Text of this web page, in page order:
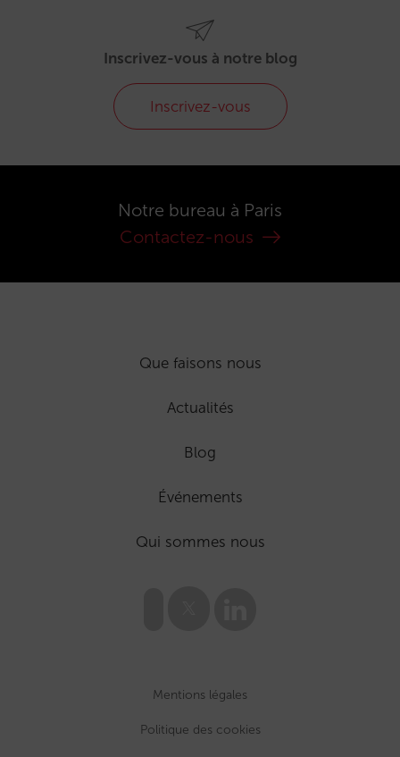
Inscrivez-vous à notre blog
Inscrivez-vous
Notre bureau à Paris
Contactez-nous
Que faisons nous
Actualités
Blog
Événements
Qui sommes nous
Mentions légales
Politique des cookies